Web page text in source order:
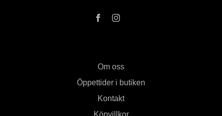
Om oss
Öppettider i butiken
Kontakt
Köpvillkor